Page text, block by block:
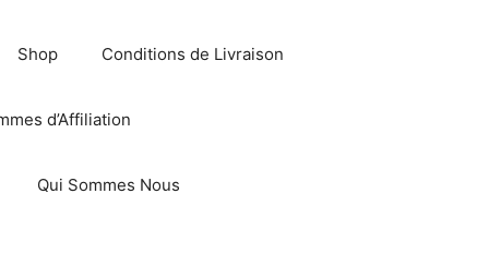
Shop Conditions de Livraison
d’Affiliation
Qui Sommes Nous